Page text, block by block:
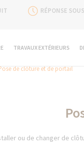
RÉPONSE
TRAVAUX EXTÉRIEURS
de clôture et de portail
ou de changer de